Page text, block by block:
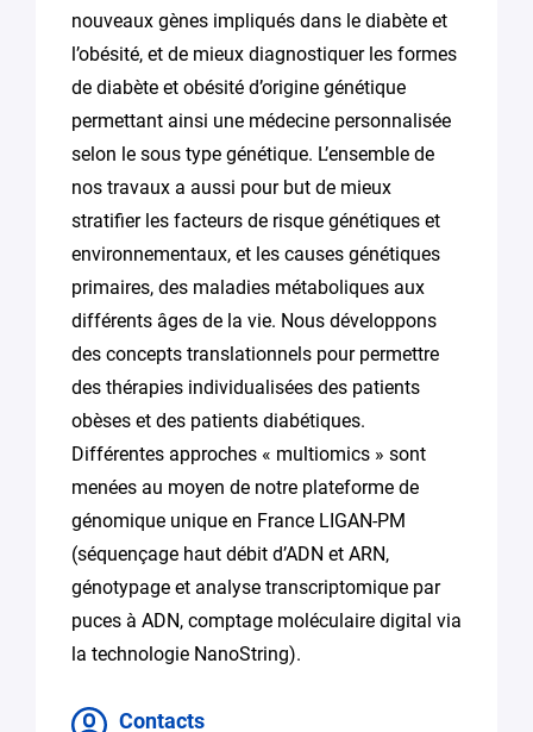
nouveaux gènes impliqués dans le diabète et
l’obésité, et de mieux diagnostiquer les formes
de diabète et obésité d’origine génétique
permettant ainsi une médecine personnalisée
selon le sous type génétique. L’ensemble de
nos travaux a aussi pour but de mieux
stratifier les facteurs de risque génétiques et
environnementaux, et les causes génétiques
primaires, des maladies métaboliques aux
différents âges de la vie. Nous développons
des concepts translationnels pour permettre
des thérapies individualisées des patients
obèses et des patients diabétiques.
Différentes approches « multiomics » sont
menées au moyen de notre plateforme de
génomique unique en France LIGAN-PM
(séquençage haut débit d’ADN et ARN,
génotypage et analyse transcriptomique par
puces à ADN, comptage moléculaire digital via
la technologie NanoString).
Contacts